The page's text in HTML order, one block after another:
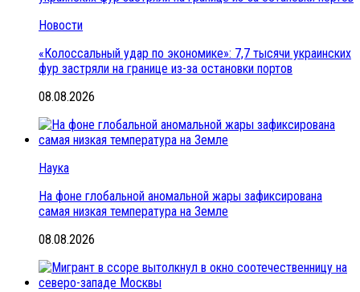
Новости
«Колоссальный удар по экономике»: 7,7 тысячи украинских
фур застряли на границе из-за остановки портов
08.08.2026
Наука
На фоне глобальной аномальной жары зафиксирована
самая низкая температура на Земле
08.08.2026